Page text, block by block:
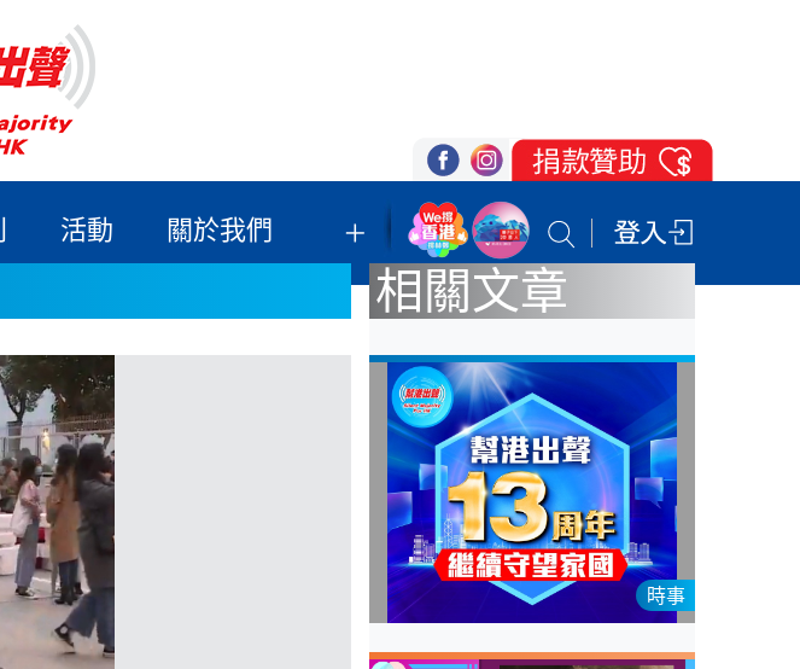
活動 關於我們 我們的立場 登記支持 聯絡我們
相關文章
時事